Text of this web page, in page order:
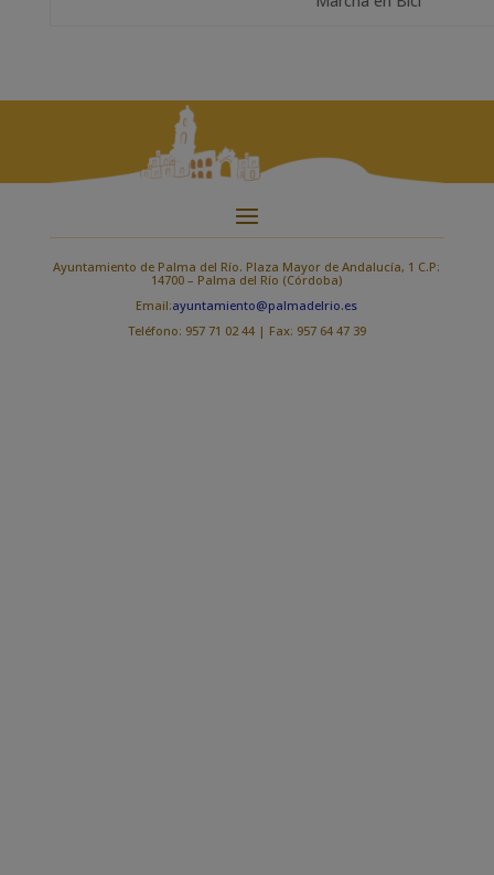
Ayuntamiento de Palma del Río. Plaza Mayor de Andalucía, 1 C.P:
14700 – Palma del Río (Córdoba)
Email:ayuntamiento@palmadelrio.es
Teléfono: 957 71 02 44 | Fax: 957 64 47 39